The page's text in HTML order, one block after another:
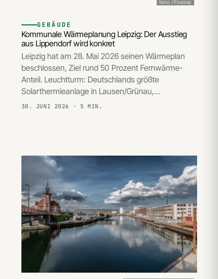
falco / Pixabay
GEBÄUDE
Kommunale Wärmeplanung Leipzig: Der Ausstieg
aus Lippendorf wird konkret
Leipzig hat am 28. Mai 2026 seinen Wärmeplan
beschlossen, Ziel rund 50 Prozent Fernwärme-
Anteil. Leuchtturm: Deutschlands größte
Solarthermieanlage in Lausen/Grünau,…
30. JUNI 2026 · 5 MIN.